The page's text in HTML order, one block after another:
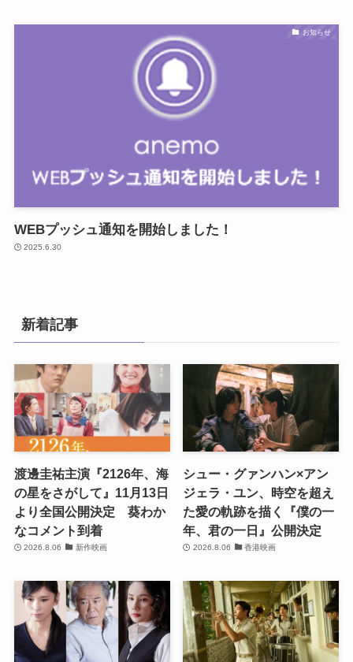
お知らせ
WEBプッシュ通知を開始しました！
2025.6.30
新着記事
渡邊圭祐主演『2126年、海
の星をさがして』11月13日
より全国公開決定 葵わか
なコメント到着
2026.8.06 新作映画
シュー・グァンハン×アン
ジェラ・ユン、時空を超え
た愛の軌跡を描く『僕の一
年、君の一日』公開決定
2026.8.06 香港映画